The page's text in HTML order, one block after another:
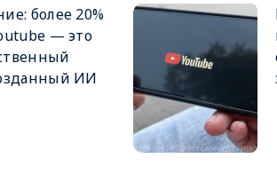
более 20%
— это
ИИ